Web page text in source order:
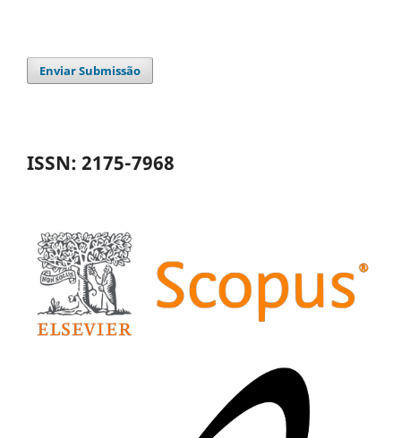
Enviar Submissão
ISSN: 2175-7968